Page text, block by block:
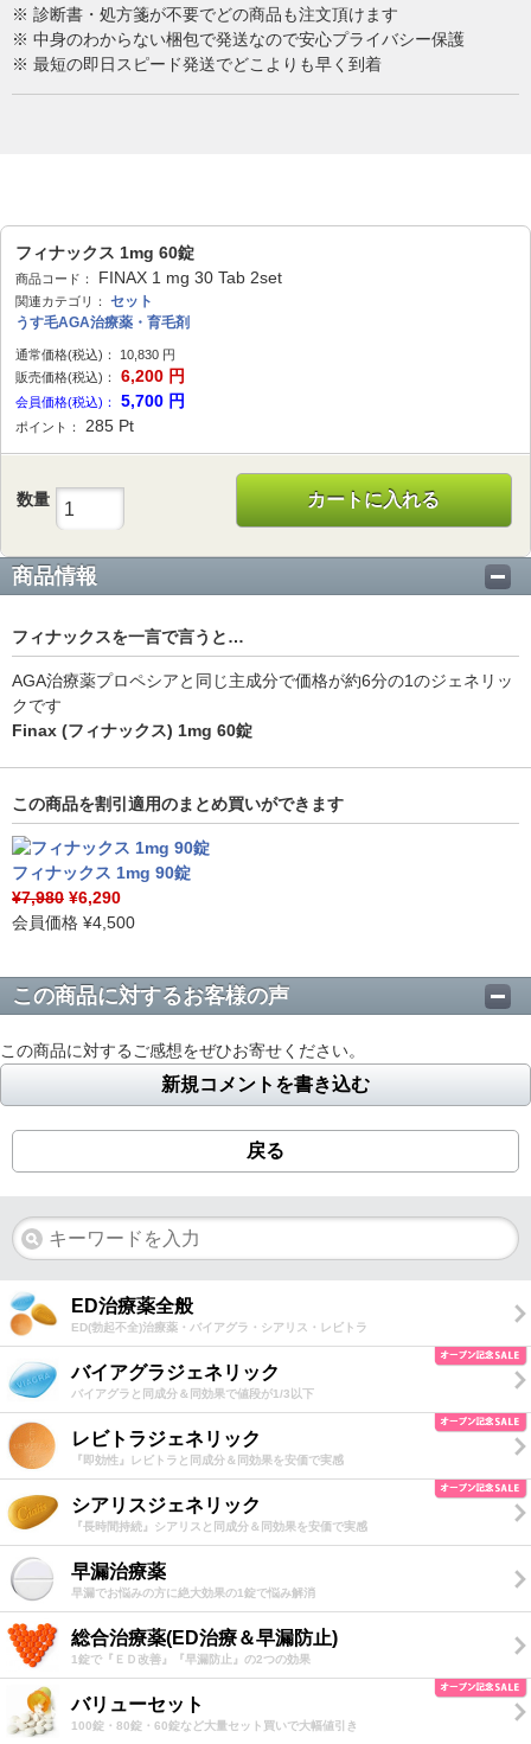
※ 診断書・処方箋が不要でどの商品も注文頂けます
※ 中身のわからない梱包で発送なので安心プライバシー保護
※ 最短の即日スピード発送でどこよりも早く到着
フィナックス 1mg 60錠
商品コード： FINAX 1 mg 30 Tab 2set
関連カテゴリ：
セット
うす毛AGA治療薬・育毛剤
通常価格(税込)： 10,830 円
販売価格(税込)：
6,200 円
会員価格(税込)： 5,700 円
ポイント： 285 Pt
数量 カートに入れる
商品情報
フィナックスを一言で言うと…
AGA治療薬プロペシアと同じ主成分で価格が約6分の1のジェネリッ
クです
Finax (フィナックス) 1mg 60錠
この商品を割引適用のまとめ買いができます
フィナックス 1mg 90錠
¥7,980 ¥6,290
会員価格 ¥4,500
この商品に対するお客様の声
この商品に対するご感想をぜひお寄せください。
新規コメントを書き込む
戻る
ED治療薬全般
ED(勃起不全)治療薬・バイアグラ・シアリス・レビトラ
バイアグラジェネリック
バイアグラと同成分＆同効果で値段が1/3以下
レビトラジェネリック
『即効性』レビトラと同成分＆同効果を安価で実感
シアリスジェネリック
『長時間持続』シアリスと同成分＆同効果を安価で実感
早漏治療薬
早漏でお悩みの方に絶大効果の1錠で悩み解消
総合治療薬(ED治療＆早漏防止)
1錠で『ＥＤ改善』『早漏防止』の2つの効果
バリューセット
100錠・80錠・60錠など大量セット買いで大幅値引き